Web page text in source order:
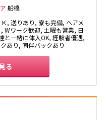
船橋
, 送りあり, 寮も完備, ヘアメ
Wワーク歓迎, 土曜も営業, 日
と一緒に体入OK, 経験者優遇,
あり, 同伴バックあり
る